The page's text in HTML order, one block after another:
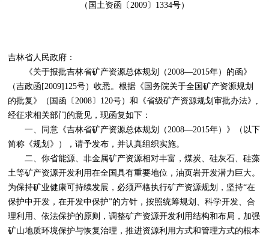
（国土资函〔 2009〕 1334号）
吉林省人民政府：
《关于报批吉林省矿产资源总体规划（2008—2015年）的函》
（吉政函 [2009]125号）收悉。根据《国务院关于全国矿产资源规划
的批复》（国函〔2008 〕 120号）和《省级矿产资源规划审批办法》 ,
经征求相关部门的意见，现函复如下：
一、同意《吉林省矿产资源总体规划（2008—2015年）》（以下
简称《规划》），请予发布，并认真组织实施。
二、你省能源、非金属矿产资源相对丰富，煤炭、硅灰石、硅藻
土等矿产资源开发利用在全国具有重要地位，油页岩开发潜力巨大。
为保持矿业健康可持续发展，必须严格执行矿产资源规划，坚持“在
保护中开发，在开发中保护”的方针，按照统筹规划、科学开发、合
理利用、依法保护的原则，调整矿产资源开发利用结构和布局，加强
矿山地质环境保护与恢复治理，推进资源利用方式和管理方式的根本